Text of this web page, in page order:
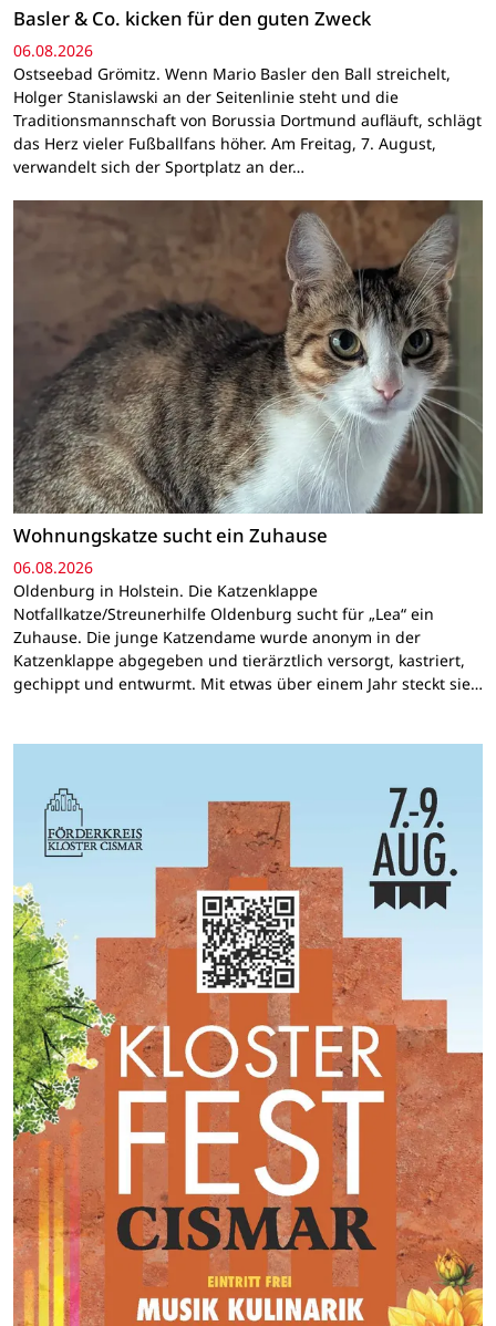
Basler & Co. kicken für den guten Zweck
06.08.2026
Ostseebad Grömitz. Wenn Mario Basler den Ball streichelt,
Holger Stanislawski an der Seitenlinie steht und die
Traditionsmannschaft von Borussia Dortmund aufläuft, schlägt
das Herz vieler Fußballfans höher. Am Freitag, 7. August,
verwandelt sich der Sportplatz an der…
Wohnungskatze sucht ein Zuhause
06.08.2026
Oldenburg in Holstein. Die Katzenklappe
Notfallkatze/Streunerhilfe Oldenburg sucht für „Lea“ ein
Zuhause. Die junge Katzendame wurde anonym in der
Katzenklappe abgegeben und tierärztlich versorgt, kastriert,
gechippt und entwurmt. Mit etwas über einem Jahr steckt sie…